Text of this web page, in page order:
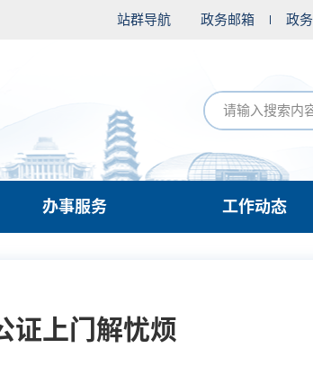
站群导航 政务邮箱 政
办事服务 工作动态
证上门解忧烦